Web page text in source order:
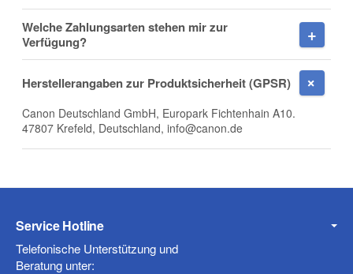
Firma
E-Mail
Welche Zahlungsarten stehen mir zur
Verfügung?
Herstellerangaben zur Produktsicherheit (GPSR)
Canon Deutschland GmbH, Europark Fichtenhain A10.
47807 Krefeld, Deutschland, info@canon.de
Service Hotline
Telefonische Unterstützung und
Beratung unter: